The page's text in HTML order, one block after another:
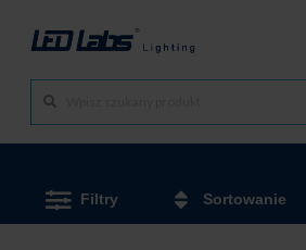
Filtry Sortowanie